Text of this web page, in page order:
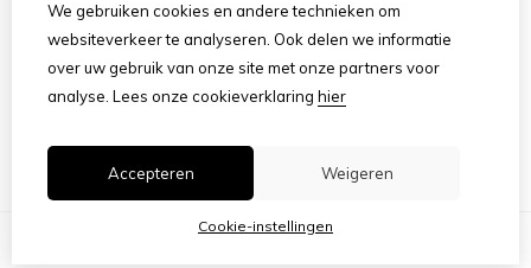
Nieuwsbrief
Klantenservice
Contact
Retourneren
We gebruiken cookies en andere technieken om
websiteverkeer te analyseren. Ook delen we informatie
over uw gebruik van onze site met onze partners voor
analyse. Lees onze cookieverklaring hier
Accepteren Weigeren
Cookie-instellingen